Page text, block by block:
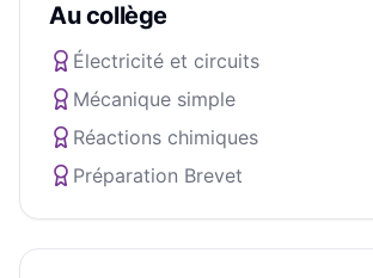
Au collège
Électricité et circuits
Mécanique simple
Réactions chimiques
Préparation Brevet